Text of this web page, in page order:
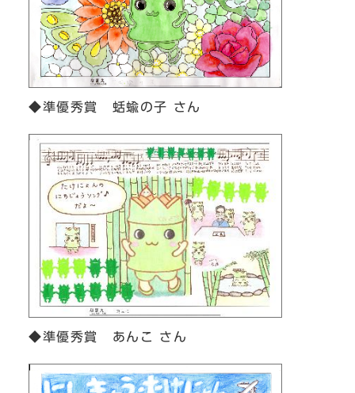
◆準優秀賞 蛞蝓の子 さん
◆準優秀賞 あんこ さん